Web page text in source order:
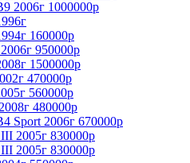
2006г 1000000р
160000р
950000р
1500000р
470000р
560000р
480000р
Sport 2006г 670000р
2005г 830000р
2005г 830000р